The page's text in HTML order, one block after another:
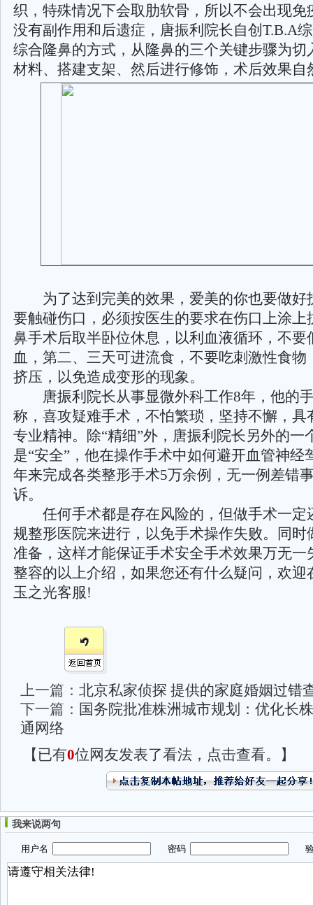
织，特殊情况下会取肋软骨，所以不会出现免
没有副作用和后遗症，唐振利院长自创T.B.A
综合隆鼻的方式，从隆鼻的三个关键步骤为切
材料、搭建支架、然后进行修饰，术后效果自
为了达到完美的效果，爱美的你也要做好
要触碰伤口，必须按医生的要求在伤口上涂上
鼻手术后取半卧位休息，以利血液循环，不要
血，第二、三天可进流食，不要吃刺激性食物
挤压，以免造成变形的现象。
唐振利院长从事显微外科工作8年，他的手
称，喜攻疑难手术，不怕繁琐，坚持不懈，具
专业精神。除“精细”外，唐振利院长另外的一
是“安全”，他在操作手术中如何避开血管神经
年来完成各类整形手术5万余例，无一例差错
诉。
任何手术都是存在风险的，但做手术一定
规整形医院来进行，以免手术操作失败。同时
准备，这样才能保证手术安全手术效果万无一
整容的以上介绍，如果您还有什么疑问，欢迎
玉之光客服!
上一篇： 北京私家侦探 提供的家庭婚姻过错
下一篇： 国务院批准株洲城市规划：优化长
通网络
【已有0位网友发表了看法，点击查看。】
我来说两句
用户名 密码 验